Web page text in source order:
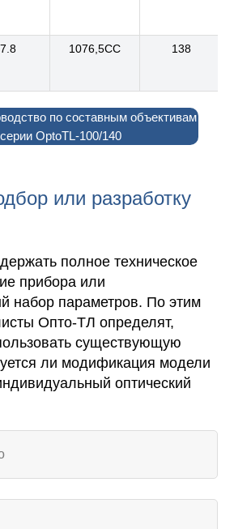
1076,5CC 138
по составным объективам
серии OptoTL-100/140
или разработку
полное техническое
прибора или
набор параметров. По этим
Опто-ТЛ определят,
существующую
ли модификация модели
оптический